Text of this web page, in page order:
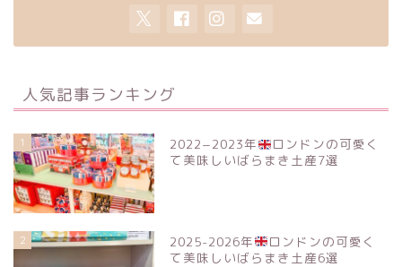
人気記事ランキング
1 2022−2023年
ロンドンの可愛く
て美味しいばらまき土産7選
2 2025-2026年
ロンドンの可愛く
て美味しいばらまき土産6選